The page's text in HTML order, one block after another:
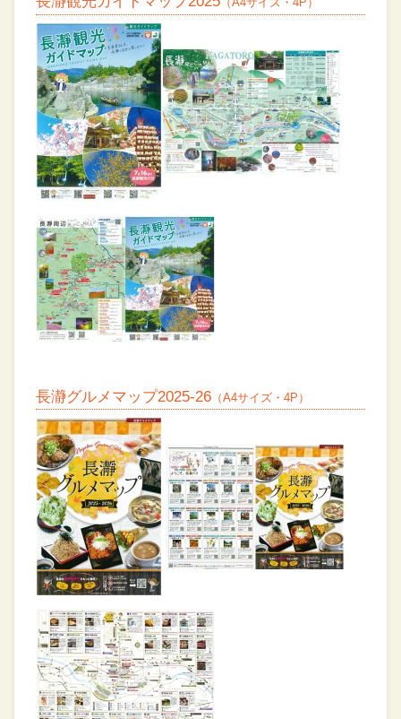
長瀞グルメマップ2025-26 （A4サイズ・4P）